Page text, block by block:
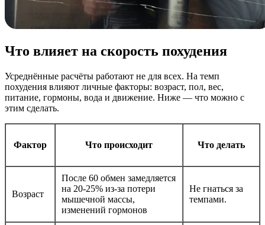
Что влияет на скорость похудения
Усреднённые расчёты работают не для всех. На темп
похудения влияют личные факторы: возраст, пол, вес,
питание, гормоны, вода и движение. Ниже — что можно с
этим сделать.
Фактор Что происходит Что делать
Возраст
После 60 обмен замедляется
на 20-25% из-за потери
мышечной массы,
изменений гормонов
Не гнаться за
темпами.